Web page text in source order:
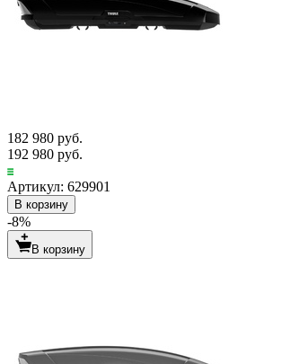
182 980 руб.
192 980 руб.
Артикул: 629901
В корзину
-8%
В корзину